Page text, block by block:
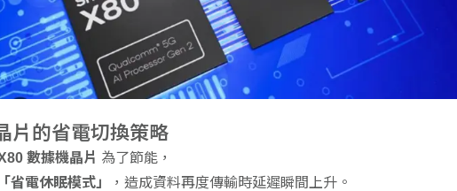
片的省電切換策略
數據機晶片 為了節能，
省電休眠模式」
，造成資料再度傳輸時延遲瞬間上升。